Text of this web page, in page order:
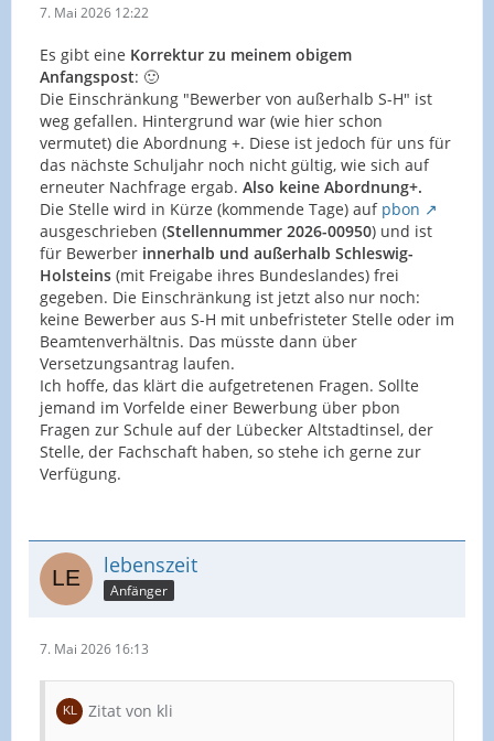
7. Mai 2026 12:22
Es gibt eine Korrektur zu meinem obigem
Anfangspost: 🙂
Die Einschränkung "Bewerber von außerhalb S-H" ist
weg gefallen. Hintergrund war (wie hier schon
vermutet) die Abordnung +. Diese ist jedoch für uns für
das nächste Schuljahr noch nicht gültig, wie sich auf
erneuter Nachfrage ergab. Also keine Abordnung+.
Die Stelle wird in Kürze (kommende Tage) auf pbon
ausgeschrieben (Stellennummer 2026-00950) und ist
für Bewerber innerhalb und außerhalb Schleswig-
Holsteins (mit Freigabe ihres Bundeslandes) frei
gegeben. Die Einschränkung ist jetzt also nur noch:
keine Bewerber aus S-H mit unbefristeter Stelle oder im
Beamtenverhältnis. Das müsste dann über
Versetzungsantrag laufen.
Ich hoffe, das klärt die aufgetretenen Fragen. Sollte
jemand im Vorfelde einer Bewerbung über pbon
Fragen zur Schule auf der Lübecker Altstadtinsel, der
Stelle, der Fachschaft haben, so stehe ich gerne zur
Verfügung.
lebenszeit
Anfänger
7. Mai 2026 16:13
Zitat von kli